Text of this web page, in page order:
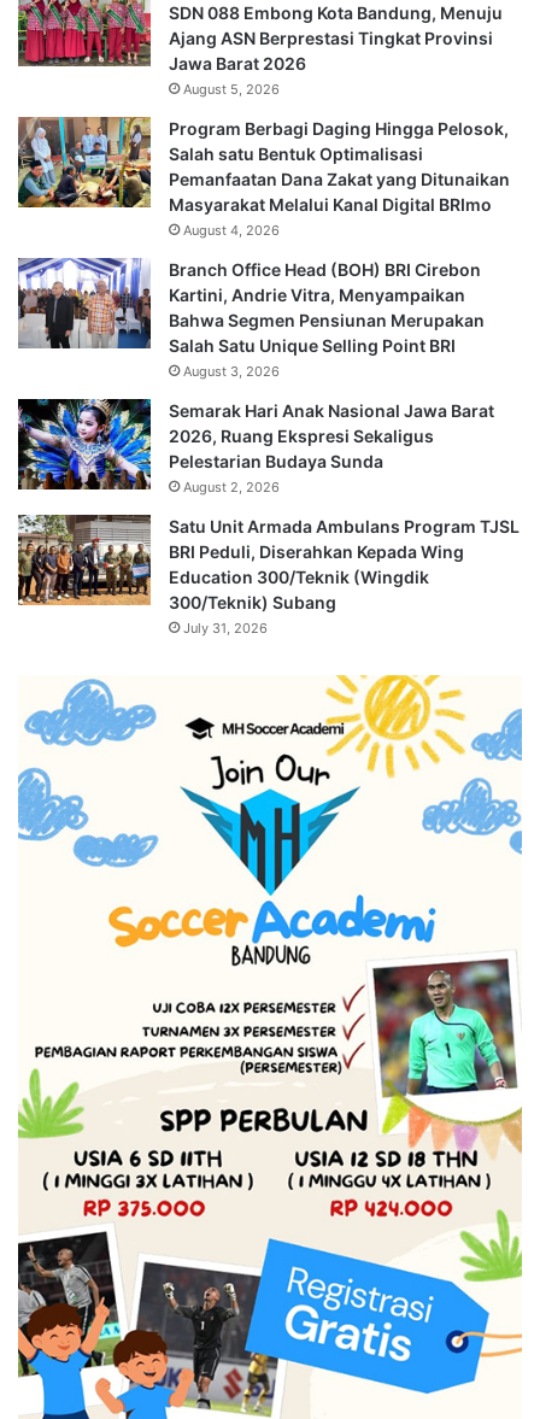
SDN 088 Embong Kota Bandung, Menuju
Ajang ASN Berprestasi Tingkat Provinsi
Jawa Barat 2026
August 5, 2026
Program Berbagi Daging Hingga Pelosok,
Salah satu Bentuk Optimalisasi
Pemanfaatan Dana Zakat yang Ditunaikan
Masyarakat Melalui Kanal Digital BRImo
August 4, 2026
Branch Office Head (BOH) BRI Cirebon
Kartini, Andrie Vitra, Menyampaikan
Bahwa Segmen Pensiunan Merupakan
Salah Satu Unique Selling Point BRI
August 3, 2026
Semarak Hari Anak Nasional Jawa Barat
2026, Ruang Ekspresi Sekaligus
Pelestarian Budaya Sunda
August 2, 2026
Satu Unit Armada Ambulans Program TJSL
BRI Peduli, Diserahkan Kepada Wing
Education 300/Teknik (Wingdik
300/Teknik) Subang
July 31, 2026